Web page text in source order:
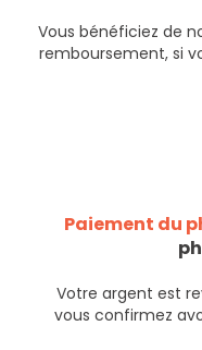
Vous bénéficiez de
remboursement, si
Paiement du
Votre argent est
vous confirmez